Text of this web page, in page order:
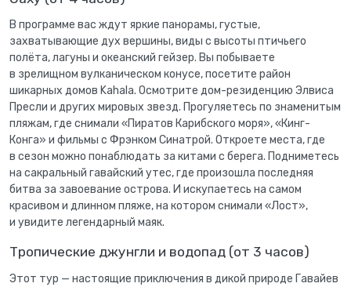
В программе вас ждут яркие панорамы, густые,
захватывающие дух вершины, виды с высоты птичьего
полёта, лагуны и океанский гейзер. Вы побываете
в зрелищном вулканическом конусе, посетите район
шикарных домов Kahala. Осмотрите дом-резиденцию Элвиса
Пресли и других мировых звезд. Прогуляетесь по знаменитым
пляжам, где снимали «Пиратов Карибского моря», «Кинг-
Конга» и фильмы с Фрэнком Синатрой. Откроете места, где
в сезон можно понаблюдать за китами с берега. Подниметесь
на сакральный гавайский утес, где произошла последняя
битва за завоевание острова. И искупаетесь на самом
красивом и длинном пляже, на котором снимали «Лост»,
и увидите легендарный маяк.
Тропические джунгли и водопад (от 3 часов)
Этот тур — настоящие приключения в дикой природе Гавайев